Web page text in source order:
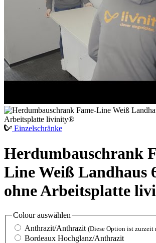
Einzelschränke
Herdumbauschrank
Line Weiß Landhaus
ohne Arbeitsplatte
Colourauswählen
Anthrazit/Anthrazit (Diese Option ist zurzeit
Bordeaux Hochglanz/Anthrazit